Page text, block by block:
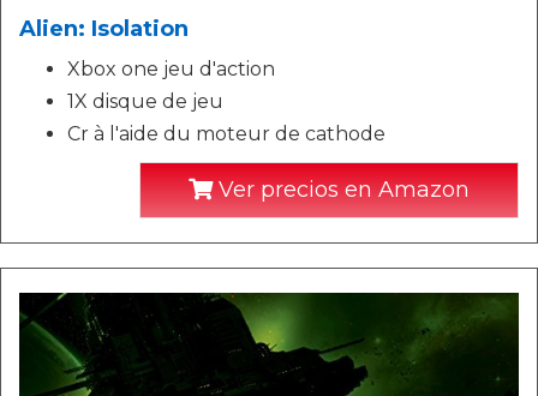
Alien: Isolation
Xbox one jeu d'action
1X disque de jeu
Cr à l'aide du moteur de cathode
Ver precios en Amazon